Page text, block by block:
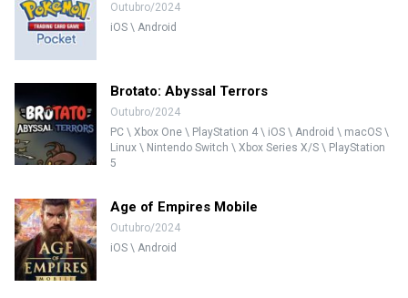
Outubro/2024
iOS \ Android
Brotato: Abyssal Terrors
Outubro/2024
PC \ Xbox One \ PlayStation 4 \ iOS \ Android \ macOS \
Linux \ Nintendo Switch \ Xbox Series X/S \ PlayStation
5
Age of Empires Mobile
Outubro/2024
iOS \ Android